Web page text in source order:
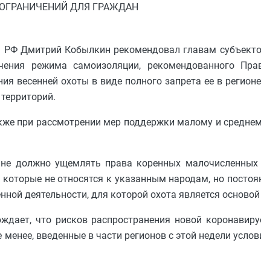
ДЛЯ ГРАЖДАН
РФ Дмитрий Кобылкин рекомендовал главам
режима самоизоляции, рекомендованного
весенней охоты в виде полного запрета ее в
при рассмотрении мер поддержки малому и
должно ущемлять права коренных малочисленных
не относятся к указанным народам, но
деятельности, для которой охота является
что рисков распространения новой
введенные в части регионов с этой недели